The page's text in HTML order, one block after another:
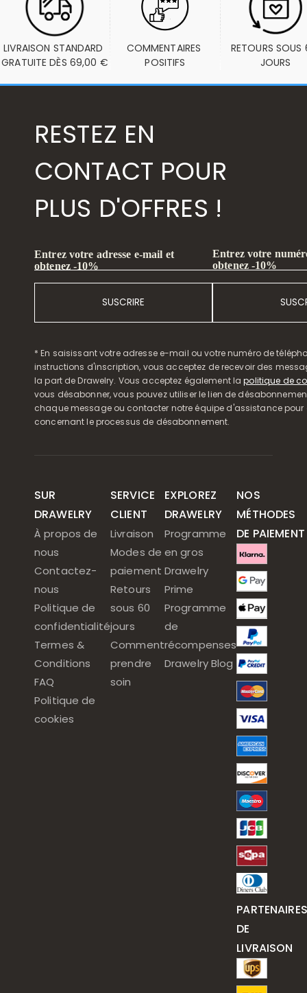
LIVRAISON STANDARD
GRATUITE DÈS 69,00 €
COMMENTAIRES
POSITIFS
RETOURS SOUS
JOURS
RESTEZ EN
CONTACT POUR
PLUS D'OFFRES !
Entrez votre adresse e-mail et
obtenez -10%
SUSCRIRE
Entrez votre
obtenez -10%
* En saisissant votre adresse e-mail ou votre numéro de
instructions d'inscription, vous acceptez de recevoir des
la part de Drawelry. Vous acceptez également lapolitique de
vous désabonner, vous pouvez utiliser le lien de
chaque message ou contacter notre équipe d'assistance pour
concernant le processus de désabonnement.
SUR
DRAWELRY
À propos de
nous
Contactez-
nous
Politique de
confidentialité
Termes &
Conditions
FAQ
Politique de
cookies
SERVICE
CLIENT
Livraison
Modes de
paiement
Retours
sous 60
jours
Comment
prendre
soin
EXPLOREZ
DRAWELRY
Programme
en gros
Drawelry
Prime
Programme
de
récompenses
Drawelry Blog
NOS
MÉTHODES
DE PAIEMENT
PARTENAIRES
DE
LIVRAISON